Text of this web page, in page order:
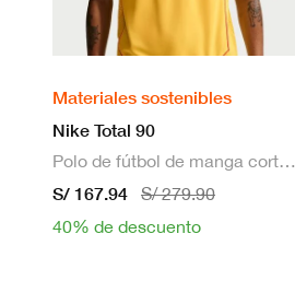
Materiales sostenibles
Nike Total 90
Polo de fútbol de manga corta Dri-FIT para hombre
S/ 167.94
S/ 279.90
40% de descuento